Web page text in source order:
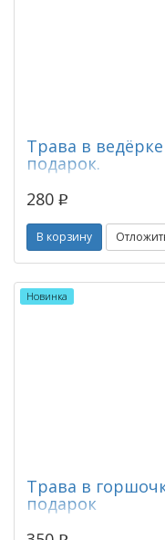
Трава в
подарок.
280 p
В корзину
Новинка
Трава в
подарок